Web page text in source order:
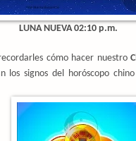
02:10 p.m.
cómo hacer nuestro
los signos del horóscopo